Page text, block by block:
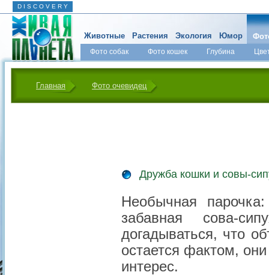
D I S C O V E R Y
Животные Растения Экология Юмор
Фото собак Фото кошек Глубина
Главная Фото очевидец
Дружба кошки и совы-
Необычная
забавная сова-
догадываться, что
остается фактом,
интерес.